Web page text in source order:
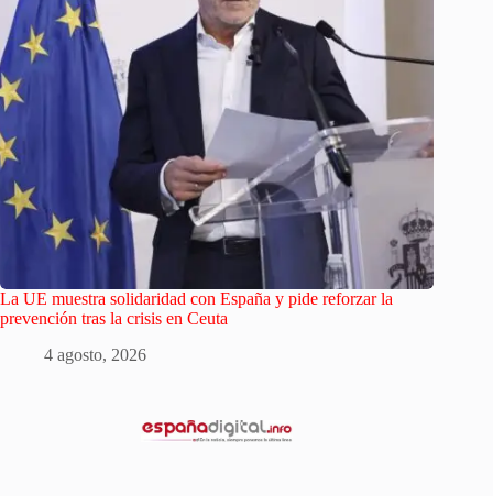
La UE muestra solidaridad con España y pide reforzar la
prevención tras la crisis en Ceuta
4 agosto, 2026